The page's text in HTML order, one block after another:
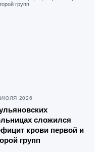
2026
сложился
крови первой и
групп